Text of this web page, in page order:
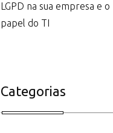
LGPD na sua empresa e o
papel do TI
Categorias